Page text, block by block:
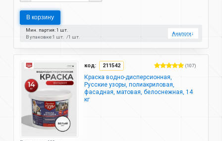
В корзину
Мин. партия: 1 шт.
В упаковке:1 шт. 1 шт.
Аналоги↓
код: 211542 (107)
Краска водно-дисперсионная,
Русские узоры, полиакриловая,
фасадная, матовая, белоснежная, 14
кг